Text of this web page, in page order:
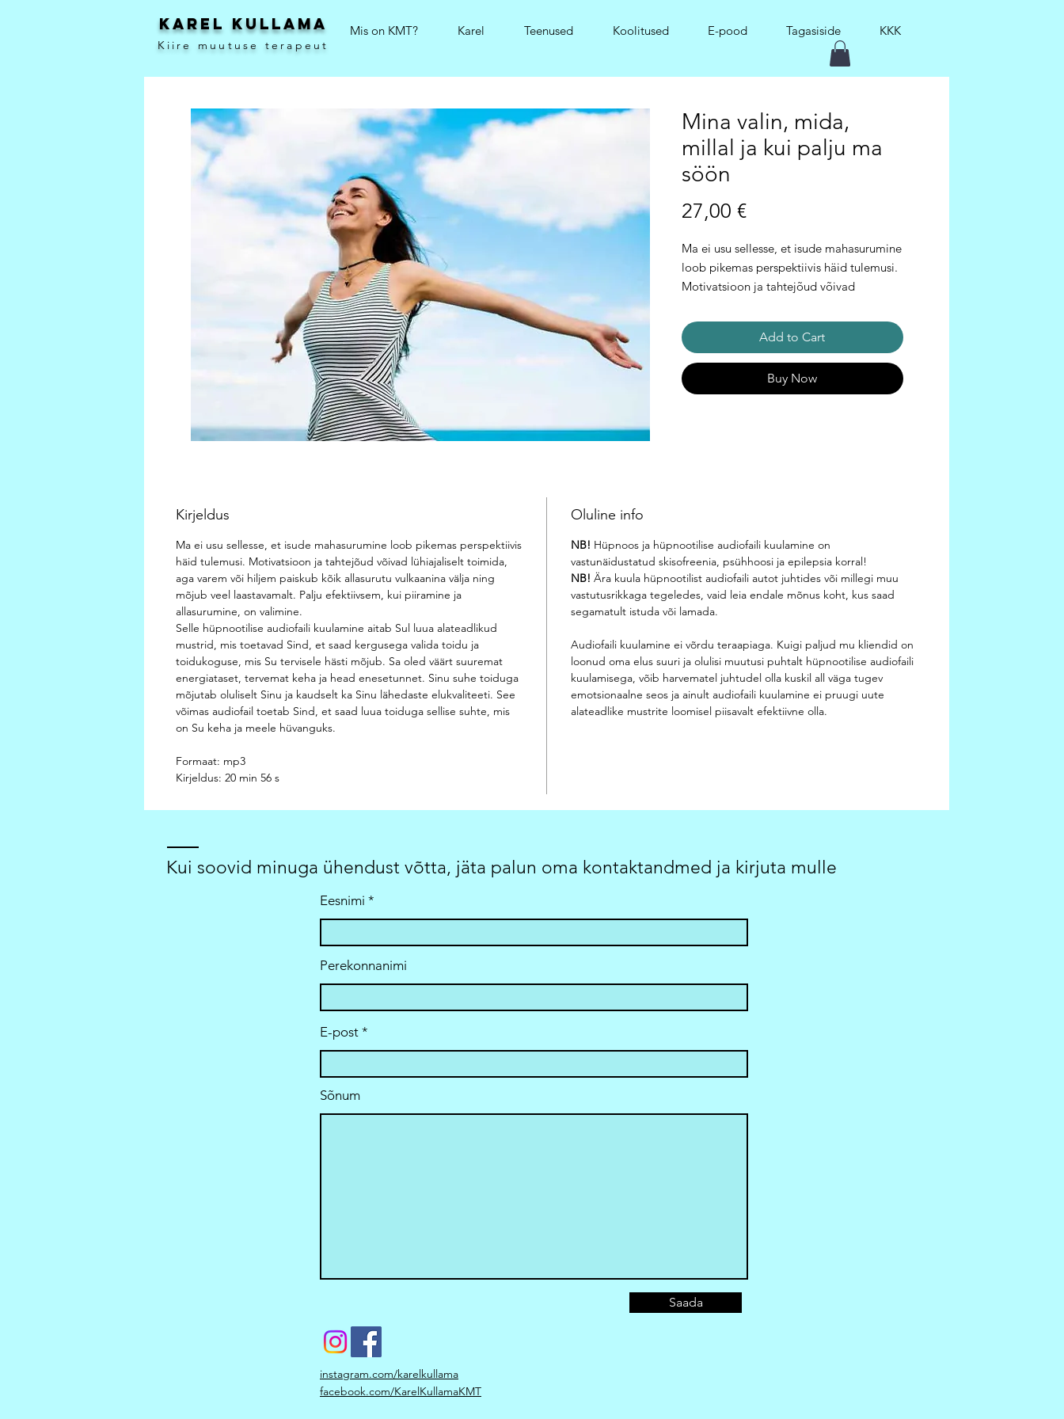
Mis on KMT? Karel Teenused Koolitused E-pood Tagasiside KKK
Karel Kullama
Kiire muutuse terapeut
Mina valin, mida,
millal ja kui palju ma
söön
27,00 €Price
Ma ei usu sellesse, et isude mahasurumine
loob pikemas perspektiivis häid tulemusi.
Motivatsioon ja tahtejõud võivad
paiskub kõik allasurutu vulkaanina välja
ning mõjub veel laastavamalt. Palju
efektiivsem, kui piiramine ja allasurumine,
on valimine.
elukvaliteeti. See võimas audiofail toetab
Sind, et saad luua toiduga sellise suhte,
mis on Su keha ja meele hüvanguks.
Add to Cart
Buy Now
Kirjeldus
Ma ei usu sellesse, et isude mahasurumine loob pikemas perspektiivis
häid tulemusi. Motivatsioon ja tahtejõud võivad lühiajaliselt toimida,
aga varem või hiljem paiskub kõik allasurutu vulkaanina välja ning
mõjub veel laastavamalt. Palju efektiivsem, kui piiramine ja
allasurumine, on valimine.
Selle hüpnootilise audiofaili kuulamine aitab Sul luua alateadlikud
mustrid, mis toetavad Sind, et saad kergusega valida toidu ja
toidukoguse, mis Su tervisele hästi mõjub. Sa oled väärt suuremat
energiataset, tervemat keha ja head enesetunnet. Sinu suhe toiduga
mõjutab oluliselt Sinu ja kaudselt ka Sinu lähedaste elukvaliteeti. See
võimas audiofail toetab Sind, et saad luua toiduga sellise suhte, mis
on Su keha ja meele hüvanguks.
Formaat: mp3
Kirjeldus: 20 min 56 s
Oluline info
NB! Hüpnoos ja hüpnootilise audiofaili kuulamine on
vastunäidustatud skisofreenia, psühhoosi ja epilepsia korral!
NB! Ära kuula hüpnootilist audiofaili autot juhtides või millegi muu
vastutusrikkaga tegeledes, vaid leia endale mõnus koht, kus saad
segamatult istuda või lamada.
Audiofaili kuulamine ei võrdu teraapiaga. Kuigi paljud mu kliendid on
loonud oma elus suuri ja olulisi muutusi puhtalt hüpnootilise audiofaili
kuulamisega, võib harvematel juhtudel olla kuskil all väga tugev
emotsionaalne seos ja ainult audiofaili kuulamine ei pruugi uute
alateadlike mustrite loomisel piisavalt efektiivne olla.
Kui soovid minuga ühendust võtta, jäta palun oma kontaktandmed ja kirjuta mulle
Eesnimi
Perekonnanimi
E-post
Sõnum
Saada
instagram.com/karelkullama
facebook.com/KarelKullamaKMT